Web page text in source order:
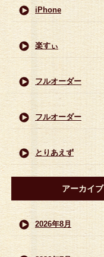
iPhone
楽すぃ
フルオーダー
フルオーダー
とりあえず
アーカイブ
2026年8月